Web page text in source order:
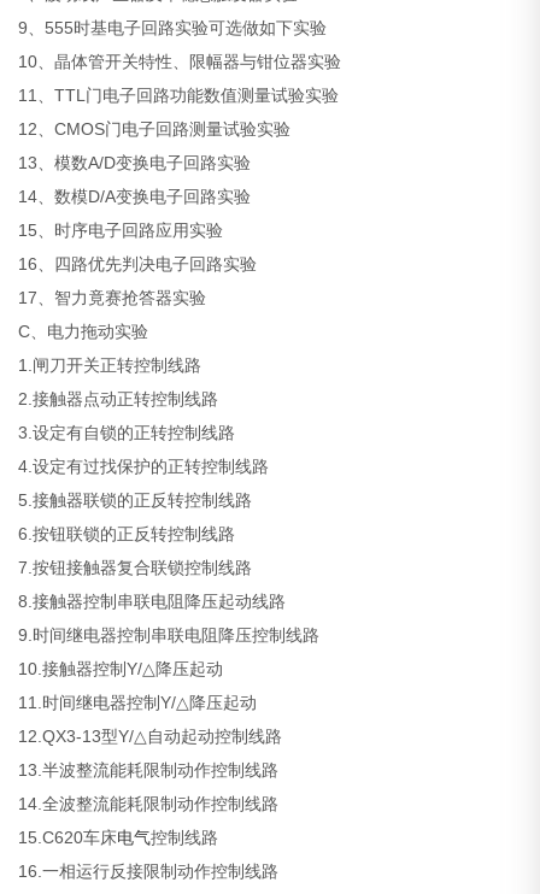
9、555时基电子回路实验可选做如下实验
10、晶体管开关特性、限幅器与钳位器实验
11、TTL门电子回路功能数值测量试验实验
12、CMOS门电子回路测量试验实验
13、模数A/D变换电子回路实验
14、数模D/A变换电子回路实验
15、时序电子回路应用实验
16、四路优先判决电子回路实验
17、智力竟赛抢答器实验
C、电力拖动实验
1.闸刀开关正转控制线路
2.接触器点动正转控制线路
3.设定有自锁的正转控制线路
4.设定有过找保护的正转控制线路
5.接触器联锁的正反转控制线路
6.按钮联锁的正反转控制线路
7.按钮接触器复合联锁控制线路
8.接触器控制串联电阻降压起动线路
9.时间继电器控制串联电阻降压控制线路
10.接触器控制Y/△降压起动
11.时间继电器控制Y/△降压起动
12.QX3-13型Y/△自动起动控制线路
13.半波整流能耗限制动作控制线路
14.全波整流能耗限制动作控制线路
15.C620车床电气控制线路
16.一相运行反接限制动作控制线路